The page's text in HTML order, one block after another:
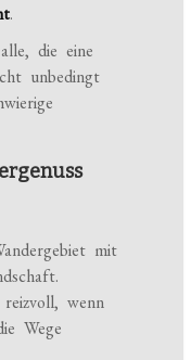
.
die eine
unbedingt
mit
wenn
Wege